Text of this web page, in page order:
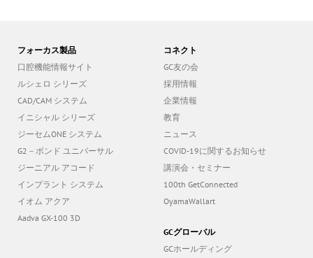
フォーカス製品
口腔機能情報サイト
ルシェロ シリーズ
CAD/CAM システム
イニシャル シリーズ
ジーセムONE システム
G2－ボンド ユニバーサル
ジーニアル アコード
インプラント システム
イオム アクア
Aadva GX-100 3D
コネクト
GC友の会
採用情報
企業情報
教育
ニュース
COVID-19に関するお知らせ
講演会・セミナー
100th GetConnected
OyamaWallart
GCグローバル
GCホールディング